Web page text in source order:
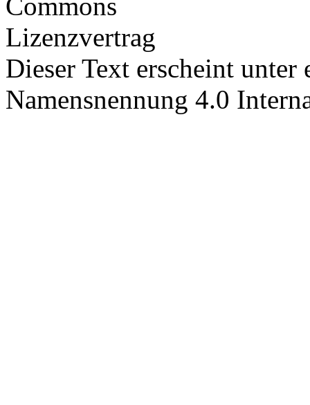
Dieser Text erscheint unter
Namensnennung 4.0